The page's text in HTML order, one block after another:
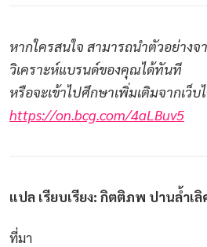
หากใครสนใจ สามารถนำตัวอย่าง
วิเคราะห์แบรนด์ของคุณได้ทันที
หรือจะเข้าไปศึกษาเพิ่มเติมจากเว็บ
https://on.bcg.com/4aLBuv5
แปล เรียบเรียง: กิตติภพ ปานล้ำเลิ
ที่มา